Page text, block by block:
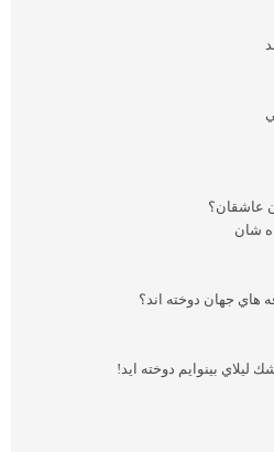
عاشقان؟
شان
جهان دوخته اند؟
بينوايم دوخته ايد!